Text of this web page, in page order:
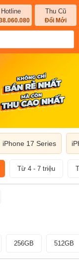
Hotline Thu Cũ
Đổi Mới
iPhone 17 Series
Từ 4 - 7 triệu
256GB 512GB